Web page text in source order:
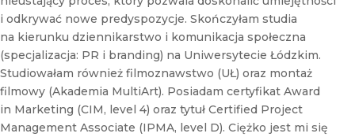
e
w
s
l
t
t
e
r
i odkrywać nowe predyspozycje. Skończyłam studia
na kierunku dziennikarstwo i komunikacja społeczna
(specjalizacja: PR i branding) na Uniwersytecie Łódzkim.
Studiowałam również filmoznawstwo (UŁ) oraz montaż
filmowy (Akademia MultiArt). Posiadam certyfikat Award
in Marketing (CIM, level 4) oraz tytuł Certified Project
Management Associate (IPMA, level D). Ciężko jest mi się